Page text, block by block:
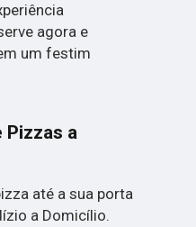
agora e
um festim
a
até a sua porta
a Domicílio.